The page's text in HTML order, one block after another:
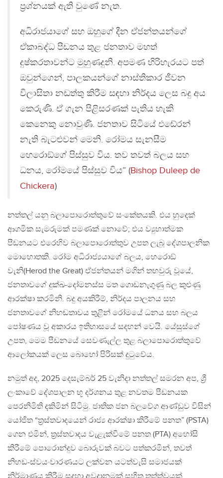
ප්‍රශ්නයක් ඇති වුණේ නැත.
අධිරාජයාගේ සහ ඔහුගේ දීන ඒජන්තයන්ගේ
ඒකාබද්ධ පීඩනය තුළ ජනතාව මහත්
දුෂ්කරතාවන්ට මුහුණදුනි. අපමණ හිරිහැරයට පත්
ඔවුන්ගෙන්, පාලකයන්ගේ නාස්තිකාර ජීවන
විලාසිතා නඩත්තු කිරීම සඳහා නිර්දය ලෙස බදු අය
කෙරුණි. ඒ ගැන පිළිසරණක් පැතිය හැකි
කෙනෙකු නොවුණි. ජනතාව සිටියේ එඬේරන්
නැති බැටළුවන් මෙනි. රෝමය සැනසීම
හෙරොඞ්ගේ පිස්සුව විය. තව තවත් බලය සහ
ධනය, රෝමයේ පිස්සුව විය” (Bishop Duleep de
Chickera)
නත්තල් යනු බලාපොරොත්තුවේ සංකේතයකි. එය හුදෙක්
ආගමික සැමරුමක් පමණක් නොවේ; එය ව්‍යුහාත්මක
පීඩනයට එරෙහිව බලාපොරොත්තුව උපත ලැබූ දේශපාලනික
මොහොතකි. රෝම අධිරාජ්‍යයාගේ බලය, හෙරොඞ්
වැනි(Herod the Great) ඒජන්තයන් මගින් තහවුරු වූයේ,
ජනතාවගේ දුක්ඛ-දෝමනස්ස මත ගොඩනැගුණු බල කුළුණු
ආරක්ෂා කරමිනි. බදු අයකිරීම්, නිර්දය පාලනය සහ
ජනතාවගේ නිහඬතාවය තුළින් රෝමයේ ධනය සහ බලය
පෝෂණය වූ අකාරය ඉතිහාසයේ සදහන් වෙයි. යේසුස්ගේ
උපත, මෙම පීඩනයේ සෙවණැල්ල තුළ බලාපොරොත්තුවේ
ආලෝකයක් ලෙස බොහෝ පිරිසක් දුටුවේය.
නමුත් අද, 2025 දෙසැම්බර් 25 වැනිදා නත්තල් සමරන අප, ශ්‍රී
ලංකාවේ දේශපාලන භූ දර්ශනය තුළ නවතම පීඩනයක
පෙරනිමිති දකිමින් සිටිමු. ජාතික ජන බලවේග ආණ්ඩුව විසින්
යෝජිත “ත්‍රස්තවාදයෙන් රාජ්‍ය ආරක්ෂා කිරීමේ පනත” (PSTA)
ගෙන එමින්, ත්‍රස්තවාදය වැළැක්වීමේ පනත (PTA) අහෝසි
කිරීමේ පොරොන්දුව බොරුවක් බවට පත්කරමින්, තවත්
නිහඩ-ස්වයංවාරණයට ලක්වන යටත්වැසි සමාජයක්
නිර්මාණය කිරීම සදහා අවදානමක් සහිත තත්ත්වයක්